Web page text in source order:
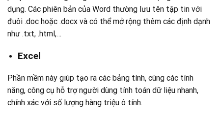
dụng. Các phiên bản của Word thường lưu tên tập tin với
đuôi .doc hoặc .docx và có thể mở rộng thêm các định dạnh
như .txt, .html,…
Excel
Phần mềm này giúp tạo ra các bảng tính, cùng các tính
năng, công cụ hỗ trợ người dùng tính toán dữ liệu nhanh,
chính xác với số lượng hàng triệu ô tính.